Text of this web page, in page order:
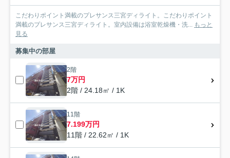
こだわりポイント満載のプレサンス三宮ディライト。こだわりポイント
満載のプレサンス三宮ディライト。室内設備は浴室乾燥機・洗...
もっと
見る
募集中の部屋
2階
7万円
2階 / 24.18㎡ / 1K
11階
7.199万円
11階 / 22.62㎡ / 1K